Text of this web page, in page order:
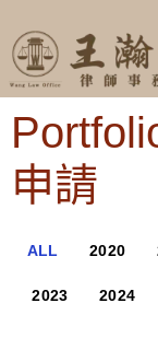
申請
ALL 2020
2023 2024